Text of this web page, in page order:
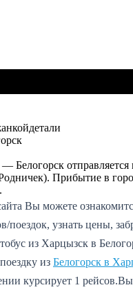
детали
Белогорск отправляется
Прибытие в
Вы можете
поездок, узнать цены,
из Харцызск в
из Белогорск в
курсирует 1 рейсов.Вы